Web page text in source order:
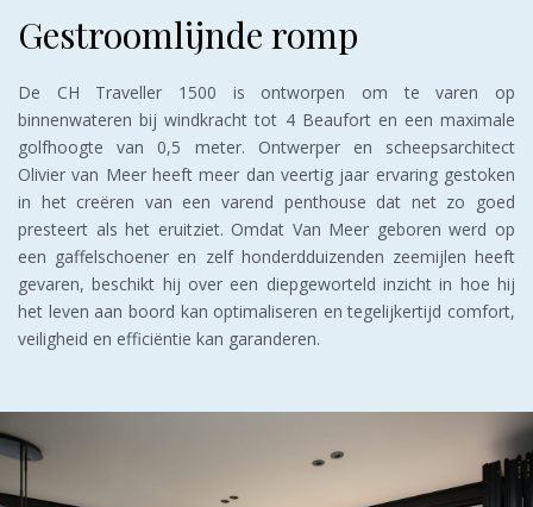
Gestroomlijnde romp
De CH Traveller 1500 is ontworpen om te varen op
binnenwateren bij windkracht tot 4 Beaufort en een maximale
golfhoogte van 0,5 meter. Ontwerper en scheepsarchitect
Olivier van Meer heeft meer dan veertig jaar ervaring gestoken
in het creëren van een varend penthouse dat net zo goed
presteert als het eruitziet. Omdat Van Meer geboren werd op
een gaffelschoener en zelf honderdduizenden zeemijlen heeft
gevaren, beschikt hij over een diepgeworteld inzicht in hoe hij
het leven aan boord kan optimaliseren en tegelijkertijd comfort,
veiligheid en efficiëntie kan garanderen.